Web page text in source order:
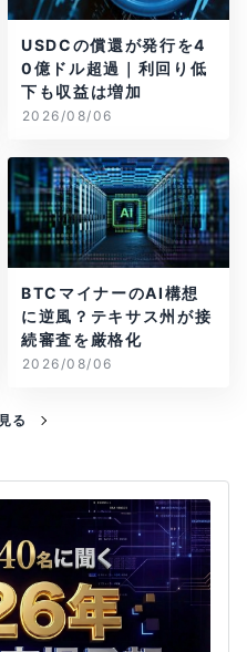
USDCの償還が発行を4
0億ドル超過｜利回り低
下も収益は増加
2026/08/06
BTCマイナーのAI構想
に逆風？テキサス州が接
続審査を厳格化
2026/08/06
る